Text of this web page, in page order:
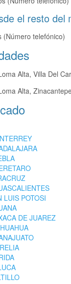
el resto del
(Número telefónico)
Alta, Villa Del
Alta,
LUIS POTOSI
DE JUAREZ